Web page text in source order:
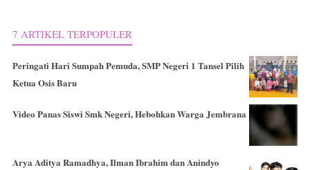
7 ARTIKEL TERPOPULER
Peringati Hari Sumpah Pemuda, SMP Negeri 1 Tansel Pilih
Ketua Osis Baru
Video Panas Siswi Smk Negeri, Hebohkan Warga Jembrana
Arya Aditya Ramadhya, Ilman Ibrahim dan Anindyo